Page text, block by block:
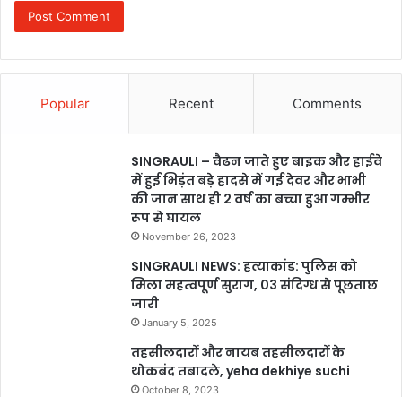
Popular Recent Comments
SINGRAULI – वैढन जाते हुए बाइक और हाईवे
में हुई भिड़ंत बड़े हादसे में गई देवर और भाभी
की जान साथ ही 2 वर्ष का बच्चा हुआ गम्भीर
रूप से घायल
November 26, 2023
SINGRAULI NEWS: हत्याकांड: पुलिस को
मिला महत्वपूर्ण सुराग, 03 संदिग्ध से पूछताछ
जारी
January 5, 2025
तहसीलदारों और नायब तहसीलदारों के
थोकबंद तबादले, yeha dekhiye suchi
October 8, 2023